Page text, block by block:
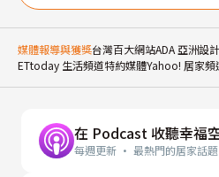
媒體報導與獲獎台灣百大網站ADA 亞洲設
ETtoday 生活頻道特約媒體Yahoo! 居家頻
在 Podcast 收聽幸福
每週更新 · 最熱門的居家話題